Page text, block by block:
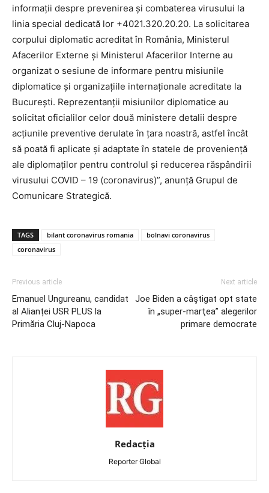
informații despre prevenirea și combaterea virusului la
linia special dedicată lor +4021.320.20.20. La solicitarea
corpului diplomatic acreditat în România, Ministerul
Afacerilor Externe și Ministerul Afacerilor Interne au
organizat o sesiune de informare pentru misiunile
diplomatice și organizațiile internaționale acreditate la
București. Reprezentanții misiunilor diplomatice au
solicitat oficialilor celor două ministere detalii despre
acțiunile preventive derulate în țara noastră, astfel încât
să poată fi aplicate și adaptate în statele de proveniență
ale diplomaților pentru controlul și reducerea răspândirii
virusului COVID – 19 (coronavirus)”, anunță Grupul de
Comunicare Strategică.
TAGS bilant coronavirus romania
bolnavi coronavirus
coronavirus
Previous article
Emanuel Ungureanu, candidat
al Alianței USR PLUS la
Primăria Cluj-Napoca
Next article
Joe Biden a câştigat opt state
în „super-marţea” alegerilor
primare democrate
Redacția
Reporter Global